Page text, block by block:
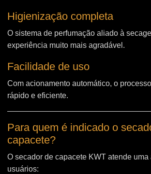
Higienização completa
O sistema de perfumação aliado à
experiência muito mais agradável.
Facilidade de uso
Com acionamento automático, o
rápido e eficiente.
Para quem é indicado o
capacete?
O secador de capacete KWT atende
usuários: